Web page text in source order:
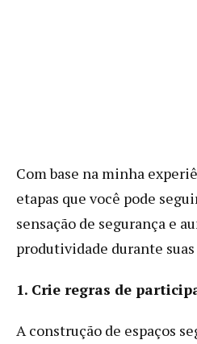
Com base na minha
etapas que você pode
sensação de segurança e
produtividade durante
1. Crie regras de
A construção de espaços